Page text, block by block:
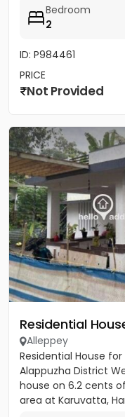
Bedroom
2
ID: P984461
PRICE
Not Provided
Residential
Alleppey
Residential House
Alappuzha District
house on 6.2 cents
area at Karuvatta,